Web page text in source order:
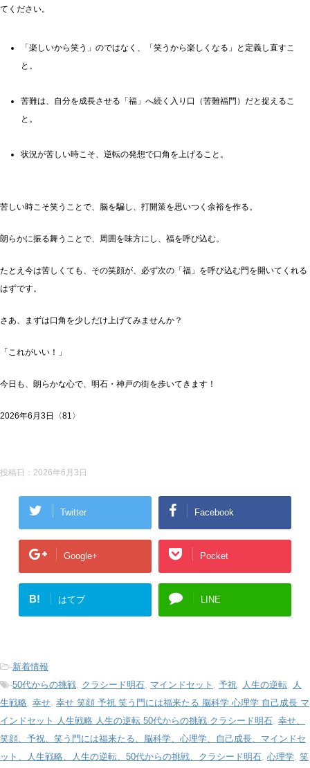
てください。
「楽しいから笑う」のではなく、「笑うから楽しくなる」と定義し直すこ
と。
苦難は、自分を成長させる「福」へ続く入り口（苦難福門）だと捉えるこ
と。
状況が苦しい時こそ、逆転の発想で口角を上げること。
苦しい時こそ笑うことで、脳を騙し、打開策を思いつく余裕を作る。
朗らかに振る舞うことで、周囲を味方にし、福を呼び込む。
たとえ今は苦しくても、その笑顔が、必ず次の「福」を呼び込む門を開いてくれる
はずです。
さあ、まずは口角を少しだけ上げてみませんか？
「これがいい！」
今日も、朗らかな心で、明石・神戸の街を歩いてきます！
2026年6月3日〈81〉
投稿日： 2026年6月3日
Twitter Facebook
Google+ Pocket
B! はてブ LINE
-新着情報
-50代からの挑戦 クラシード明石 マインドセット 予祝 人生の逆転
人
生戦略 幸せ 幸せ 笑顔 予祝 笑う門には福来たる 脳科学 心理学 自己成長 マ
インドセット 人生戦略 人生の逆転 50代からの挑戦 クラシード明石 幸せ、
笑顔、予祝、笑う門には福来たる、脳科学、心理学、自己成長、マインドセ
ット、人生戦略、人生の逆転、50代からの挑戦、クラシード明石 心理学 笑